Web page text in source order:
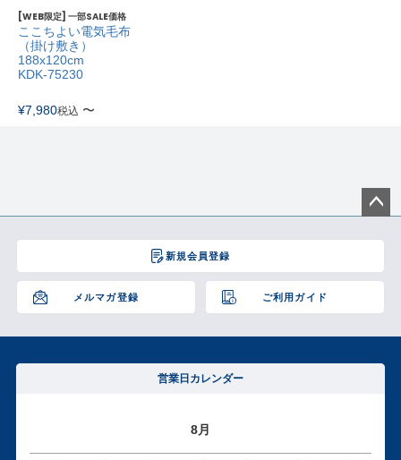
[WEB限定] 一部SALE価格
ここちよい電気毛布
（掛け敷き）
188x120cm
KDK-75230
¥7,980税込 〜
新規会員登録
メルマガ登録 ご利用ガイド
ジト
へ
営業日カレンダー
8月